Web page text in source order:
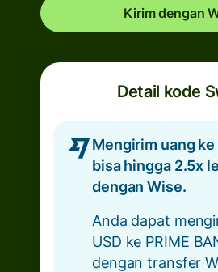
Kirim dengan
Detail kode
Mengirim uang
bisa hingga 2.5x
dengan Wise.
Anda dapat
USD ke PRIME
dengan transfer